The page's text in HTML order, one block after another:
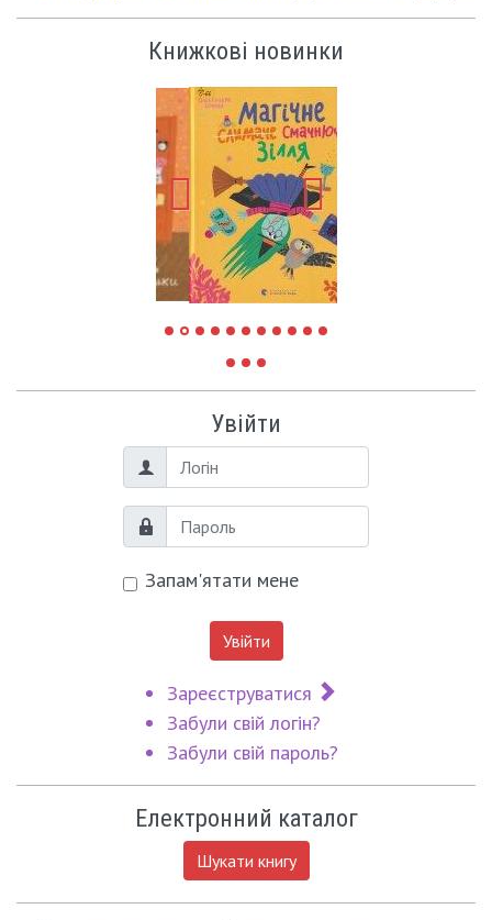
Книжкові новинки
Увійти
Логін
Пароль
Запам'ятати мене
Увійти
Зареєструватися
Забули свій логін?
Забули свій пароль?
Електронний каталог
Шукати книгу